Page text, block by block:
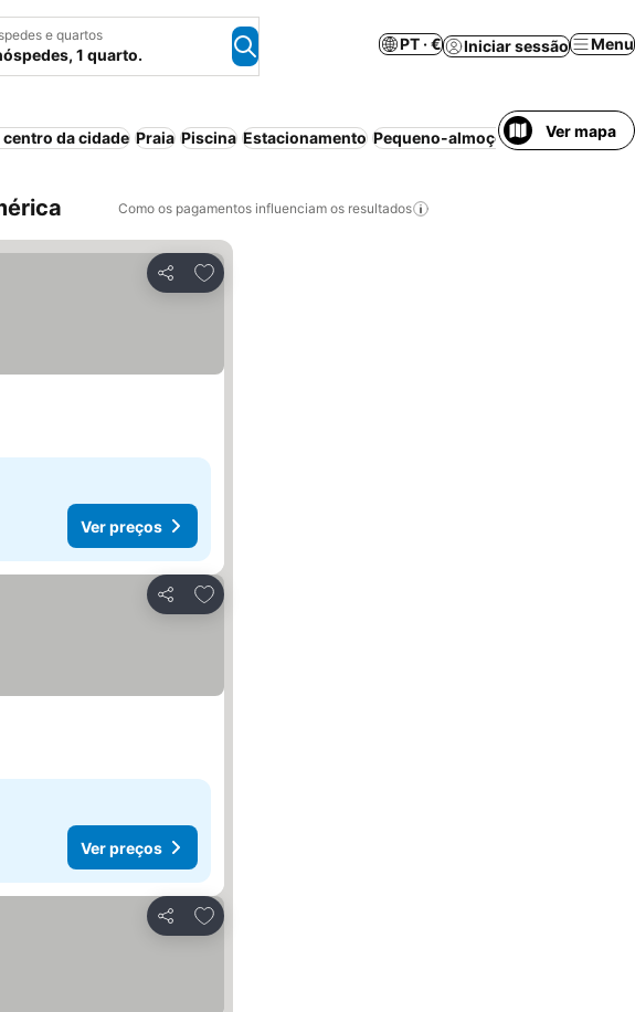
e quartos
1 quarto.
PT · € Iniciar sessão Menu
centro da cidade Praia Piscina Estacionamento Pequeno-almoço incluído Resort
Ver mapa
Como os pagamentos influenciam os resultados
Partilhar
Adicionar aos favoritos
Ver preços
Partilhar
Adicionar aos favoritos
Ver preços
Partilhar
Adicionar aos favoritos